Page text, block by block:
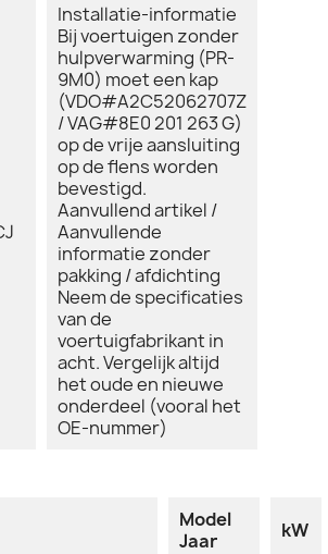
Installatie-informatie
Bij voertuigen zonder
hulpverwarming (PR-
9M0) moet een kap
(VDO#A2C52062707Z
/ VAG#8E0 201 263 G)
op de vrije aansluiting
op de flens worden
bevestigd.
Aanvullend artikel /
Aanvullende
informatie zonder
pakking / afdichting
Neem de specificaties
van de
voertuigfabrikant in
acht. Vergelijk altijd
het oude en nieuwe
onderdeel (vooral het
OE-nummer)
Model
Jaar
kW